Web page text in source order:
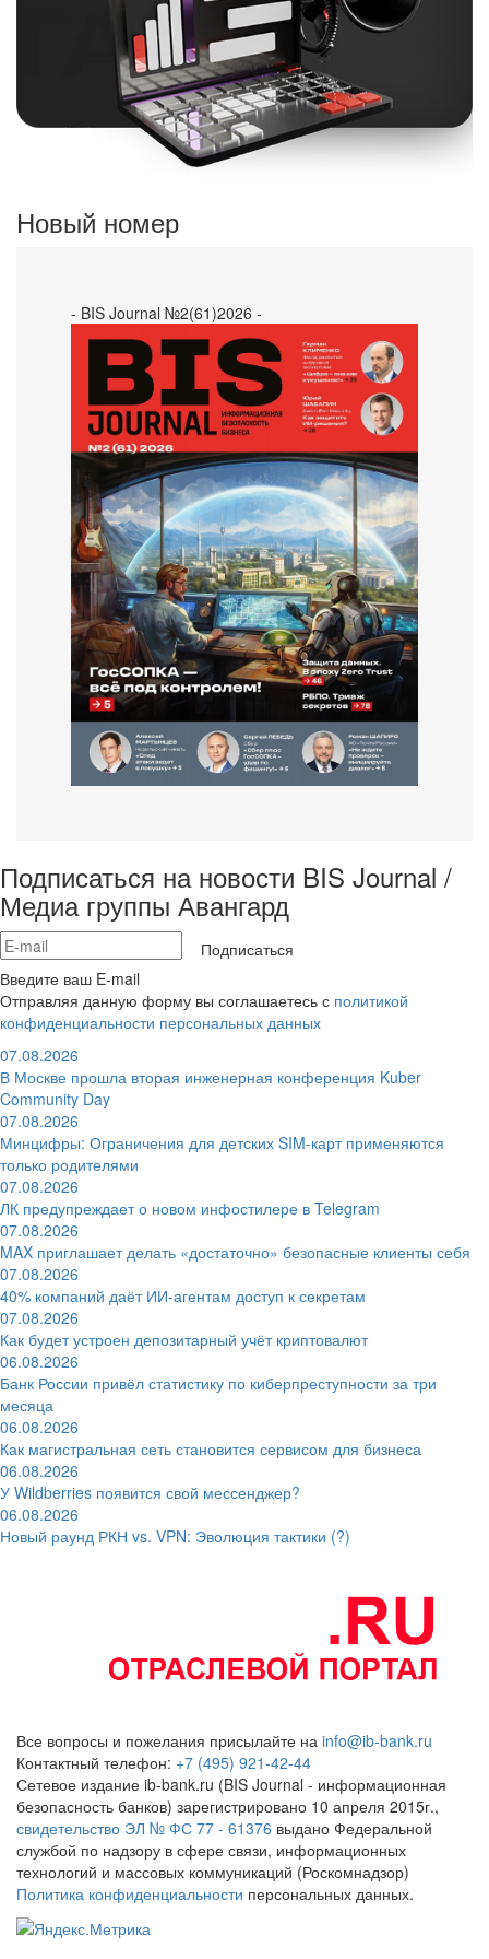
Новый номер
- BIS Journal №2(61)2026 -
Подписаться на новости BIS Journal /
Медиа группы Авангард
Подписаться
Введите ваш E-mail
Отправляя данную форму вы соглашаетесь с политикой
конфиденциальности персональных данных
07.08.2026
В Москве прошла вторая инженерная конференция Kuber
Community Day
07.08.2026
Минцифры: Ограничения для детских SIM-карт применяются
только родителями
07.08.2026
ЛК предупреждает о новом инфостилере в Telegram
07.08.2026
MAX приглашает делать «достаточно» безопасные клиенты себя
07.08.2026
40% компаний даёт ИИ‑агентам доступ к секретам
07.08.2026
Как будет устроен депозитарный учёт криптовалют
06.08.2026
Банк России привёл статистику по киберпреступности за три
месяца
06.08.2026
Как магистральная сеть становится сервисом для бизнеса
06.08.2026
У Wildberries появится свой мессенджер?
06.08.2026
Новый раунд РКН vs. VPN: Эволюция тактики (?)
Все вопросы и пожелания присылайте на info@ib-bank.ru
Контактный телефон: +7 (495) 921-42-44
Сетевое издание ib-bank.ru (BIS Journal - информационная
безопасность банков) зарегистрировано 10 апреля 2015г.,
свидетельство ЭЛ № ФС 77 - 61376 выдано Федеральной
службой по надзору в сфере связи, информационных
технологий и массовых коммуникаций (Роскомнадзор)
Политика конфиденциальности персональных данных.